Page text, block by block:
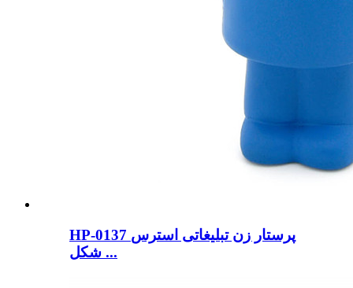
HP-0137 پرستار زن تبلیغاتی استرس
شکل ...